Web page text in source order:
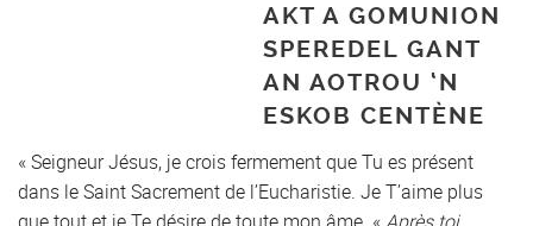
AKT A GOMUNION
SPEREDEL GANT
AN AOTROU ‘N
ESKOB CENTÈNE
« Seigneur Jésus, je crois fermement que Tu es présent
dans le Saint Sacrement de l’Eucharistie. Je T’aime plus